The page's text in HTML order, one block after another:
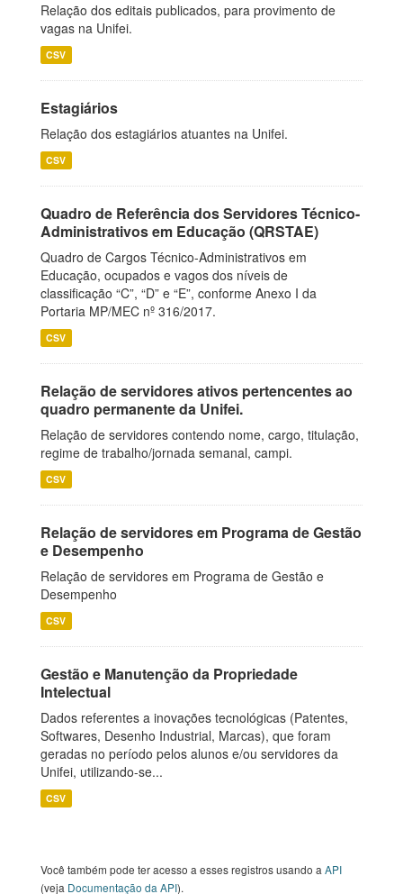
Relação dos editais publicados, para provimento de
vagas na Unifei.
CSV
Estagiários
Relação dos estagiários atuantes na Unifei.
CSV
Quadro de Referência dos Servidores Técnico-
Administrativos em Educação (QRSTAE)
Quadro de Cargos Técnico-Administrativos em
Educação, ocupados e vagos dos níveis de
classificação “C”, “D” e “E”, conforme Anexo I da
Portaria MP/MEC nº 316/2017.
CSV
Relação de servidores ativos pertencentes ao
quadro permanente da Unifei.
Relação de servidores contendo nome, cargo, titulação,
regime de trabalho/jornada semanal, campi.
CSV
Relação de servidores em Programa de Gestão
e Desempenho
Relação de servidores em Programa de Gestão e
Desempenho
CSV
Gestão e Manutenção da Propriedade
Intelectual
Dados referentes a inovações tecnológicas (Patentes,
Softwares, Desenho Industrial, Marcas), que foram
geradas no período pelos alunos e/ou servidores da
Unifei, utilizando-se...
CSV
Você também pode ter acesso a esses registros usando a API
(veja Documentação da API).